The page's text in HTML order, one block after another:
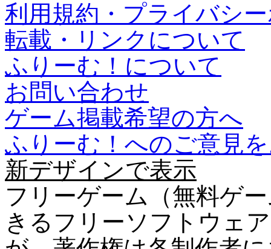
利用規約・プライバシ
転載・リンクについて
ふりーむ！について
お問い合わせ
ゲーム掲載希望の方へ
ふりーむ！へのご意見
新デザインで表示
フリーゲーム（無料ゲ
きるフリーソフトウェ